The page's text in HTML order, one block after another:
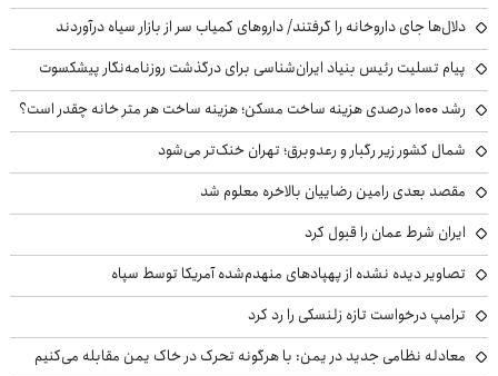
دلال‌ها جای داروخانه را گرفتند/ داروهای کمیاب سر از بازار سیاه درآوردند
پیام تسلیت رئیس بنیاد ایران‌شناسی برای درگذشت روزنامه‌نگار پیشکسوت
رشد ۱۰۰۰ درصدی هزینه ساخت مسکن؛ هزینه ساخت هر متر خانه چقدر است؟
شمال کشور زیر رگبار و رعدوبرق؛ تهران خنک‌تر می‌شود
مقصد بعدی رامین رضاییان بالاخره معلوم شد
ایران شرط عمان را قبول کرد
تصاویر دیده نشده از پهپادهای منهدم‌شده آمریکا توسط سپاه
ترامپ درخواست تازه زلنسکی را رد کرد
معادله نظامی جدید در یمن: با هرگونه تحرک در خاک یمن مقابله می‌کنیم